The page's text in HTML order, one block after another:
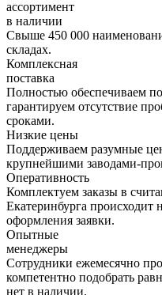
ассортимент
в наличии
Свыше 450 000
складах.
Комплексная
поставка
Полностью обеспечиваем
гарантируем отсутствие
сроками.
Низкие цены
Поддерживаем разумные
крупнейшими заводами-
Оперативность
Комплектуем заказы в
Екатеринбурга происходит
оформления заявки.
Опытные
менеджеры
Сотрудники ежемесячно
компетентно подобрать
нет в наличии.